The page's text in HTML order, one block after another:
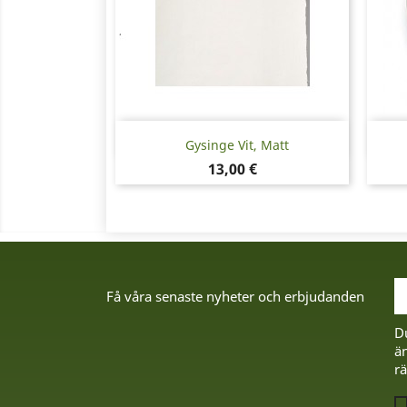
Gysinge Vit, Matt
Pris
13,00 €
Snabbvy
Få våra senaste nyheter och erbjudanden